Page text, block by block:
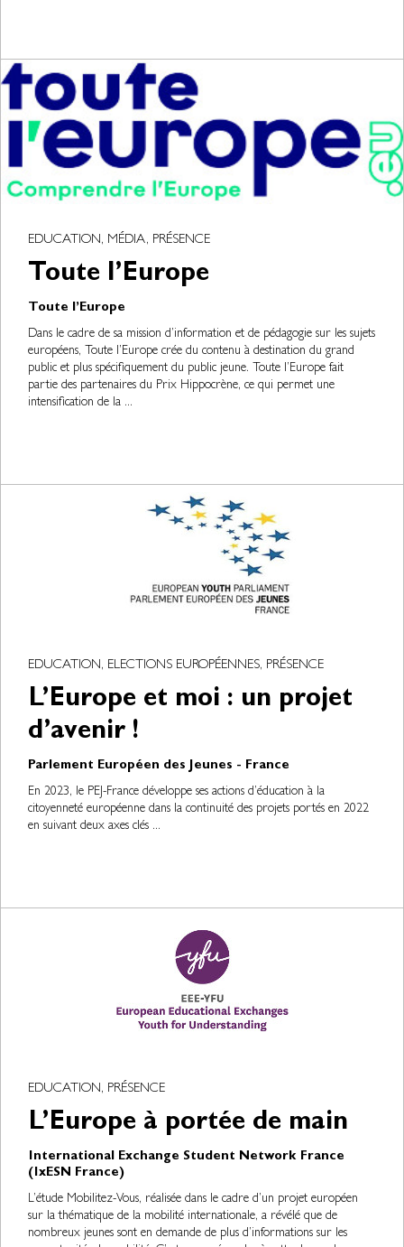
EDUCATION, MÉDIA, PRÉSENCE
Toute l’Europe
Toute l’Europe
Dans le cadre de sa mission d’information et de pédagogie sur les sujets
européens, Toute l’Europe crée du contenu à destination du grand
public et plus spécifiquement du public jeune. Toute l’Europe fait
partie des partenaires du Prix Hippocrène, ce qui permet une
intensification de la ...
EDUCATION, ELECTIONS EUROPÉENNES, PRÉSENCE
L’Europe et moi : un projet
d’avenir !
Parlement Européen des Jeunes - France
En 2023, le PEJ-France développe ses actions d’éducation à la
citoyenneté européenne dans la continuité des projets portés en 2022
en suivant deux axes clés ...
EDUCATION, PRÉSENCE
L’Europe à portée de main
International Exchange Student Network France
(IxESN France)
L’étude Mobilitez-Vous, réalisée dans le cadre d’un projet européen
sur la thématique de la mobilité internationale, a révélé que de
nombreux jeunes sont en demande de plus d’informations sur les